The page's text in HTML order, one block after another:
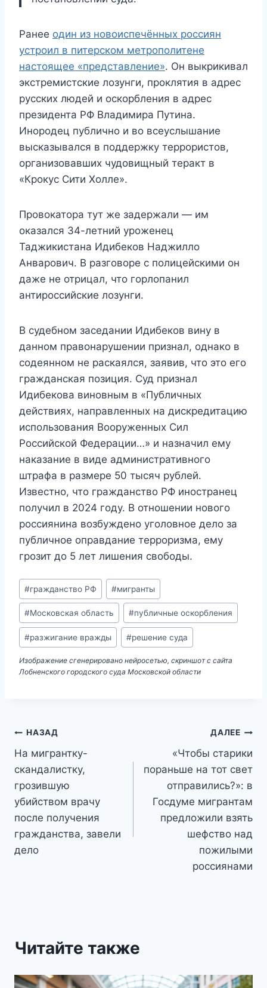
Ранее один из новоиспечённых россиян
устроил в питерском метрополитене
настоящее «представление». Он выкрикивал
экстремистские лозунги, проклятия в адрес
русских людей и оскорбления в адрес
президента РФ Владимира Путина.
Инородец публично и во всеуслышание
высказывался в поддержку террористов,
организовавших чудовищный теракт в
«Крокус Сити Холле».
Провокатора тут же задержали — им
оказался 34-летний уроженец
Таджикистана Идибеков Наджилло
Анварович. В разговоре с полицейскими он
даже не отрицал, что горлопанил
антироссийские лозунги.
В судебном заседании Идибеков вину в
данном правонарушении признал, однако в
содеянном не раскаялся, заявив, что это его
гражданская позиция. Суд признал
Идибекова виновным в «Публичных
действиях, направленных на дискредитацию
использования Вооруженных Сил
Российской Федерации…» и назначил ему
наказание в виде административного
штрафа в размере 50 тысяч рублей.
Известно, что гражданство РФ иностранец
получил в 2024 году. В отношении нового
россиянина возбуждено уголовное дело за
публичное оправдание терроризма, ему
грозит до 5 лет лишения свободы.
Метки
записи:
#гражданство РФ #мигранты
#Московская область #публичные оскорбления
#разжигание вражды #решение суда
Изображение сгенерировано нейросетью, скриншот с сайта
Лобненского городского суда Московской области
Навигация
по
записям
НАЗАД
На мигрантку-
скандалистку,
грозившую
убийством врачу
после получения
гражданства, завели
дело
ДАЛЕЕ
«Чтобы старики
пораньше на тот свет
отправились?»: в
Госдуме мигрантам
предложили взять
шефство над
пожилыми
россиянами
Читайте также